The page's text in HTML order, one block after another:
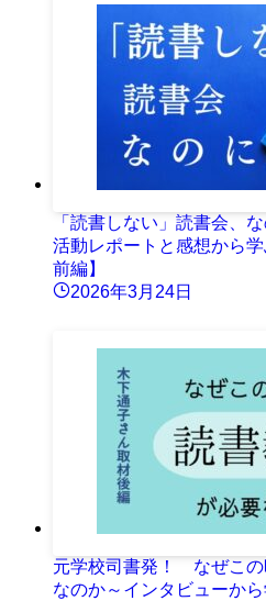
「読書しない」読書会、
活動レポートと感想から
前編】
2026年3月24日
元学校司書発！ なぜこの
なのか～インタビューか